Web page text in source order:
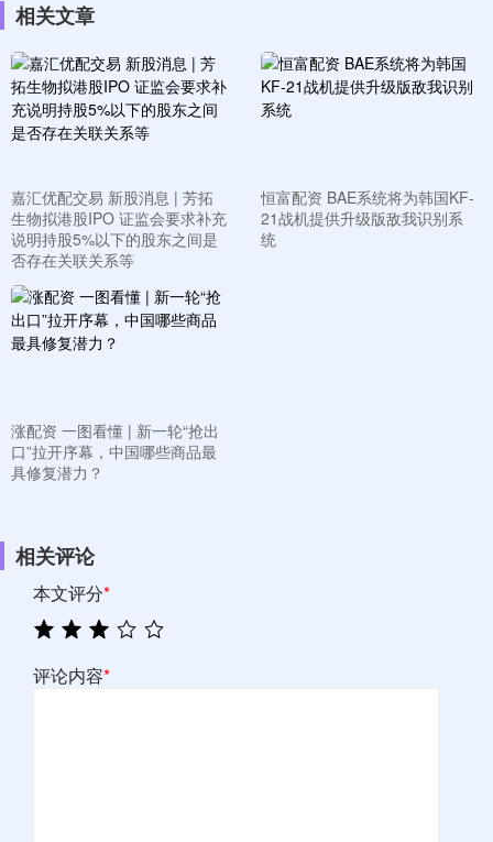
相关文章
嘉汇优配交易 新股消息 | 芳拓
生物拟港股IPO 证监会要求补充
说明持股5%以下的股东之间是
否存在关联关系等
恒富配资 BAE系统将为韩国KF-
21战机提供升级版敌我识别系
统
涨配资 一图看懂 | 新一轮“抢出
口”拉开序幕，中国哪些商品最
具修复潜力？
相关评论
本文评分*
评论内容*